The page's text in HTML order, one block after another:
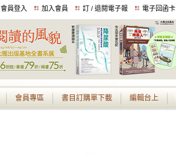
會員登入 加入會員 訂 / 退閱電子報 電子回函卡
會員專區 書目訂購單下載 編輯台上